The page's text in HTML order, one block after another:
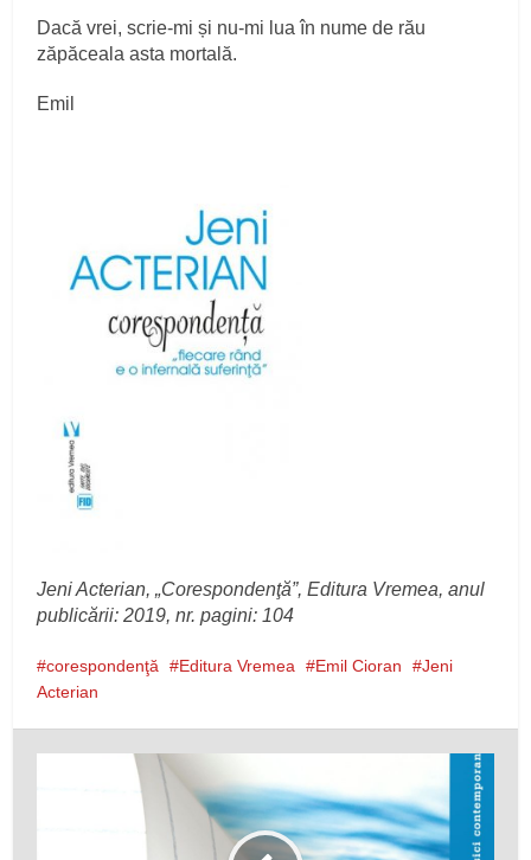
Dacă vrei, scrie-mi și nu-mi lua în nume de rău
zăpăceala asta mortală.
Emil
Jeni Acterian, „Corespondenţă”, Editura Vremea, anul
publicării: 2019, nr. pagini: 104
corespondenţă Editura Vremea Emil Cioran
Jeni
Acterian